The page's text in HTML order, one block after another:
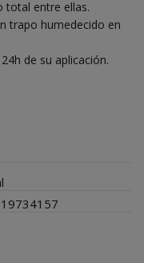
total entre ellas.
trapo humedecido en
de su aplicación.